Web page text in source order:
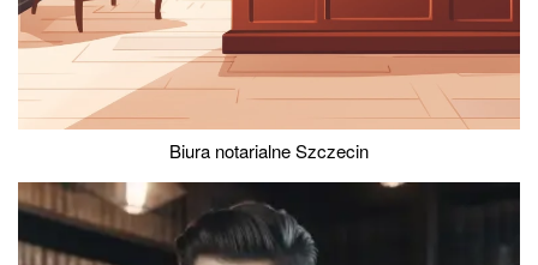
Biura notarialne Szczecin